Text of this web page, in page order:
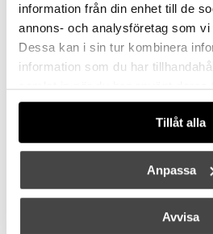
information från din enhet till de
annons- och analysföretag som
Dessa kan i sin tur kombinera
information som du har
samlat in när du har använt deras
Tillåt alla
Anpassa
Avvisa
IFÖ ELECTRIC
Cool Downlight Hög Grå IP44
1319 kr 1121 kr